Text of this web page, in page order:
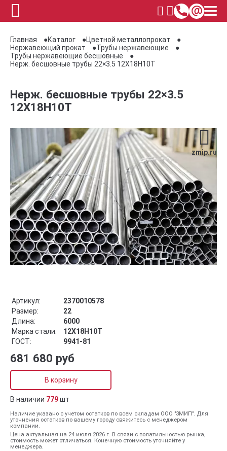
Главная Каталог
Цветной металлопрокат
Нержавеющий прокат
Трубы нержавеющие
Трубы нержавеющие бесшовные
Нерж. бесшовные трубы 22×3.5 12Х18Н10Т
Нерж. бесшовные трубы 22×3.5
12Х18Н10Т
zmip.ru
Артикул:
2370010578
Размер:
22
Длина:
6000
Марка стали:
12Х18Н10Т
ГОСТ:
9941-81
681 680 руб
В корзину
В наличии 779шт
Наличие указано с учетом остатков по всем складам ООО "ЗМИП". Для
уточнения остатков по вашему городу свяжитесь с менеджером
компании.
Цена актуальная на 24 июля 2026 г. В связи с волатильностью рынка,
стоимость может отличаться. Конечную стоимость уточняйте у
менеджера.